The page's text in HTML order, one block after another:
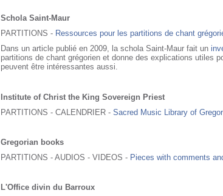
Schola Saint-Maur
PARTITIONS - Ressources pour les partitions de chant
Dans un article publié en 2009, la schola Saint-Maur fait un
partitions de chant grégorien et donne des explications utiles
peuvent être intéressantes aussi.
Institute of Christ the King Sovereign Priest
PARTITIONS - CALENDRIER - Sacred Music Library of
Gregorian books
PARTITIONS - AUDIOS - VIDEOS - Pieces with comments
L'Office divin du Barroux